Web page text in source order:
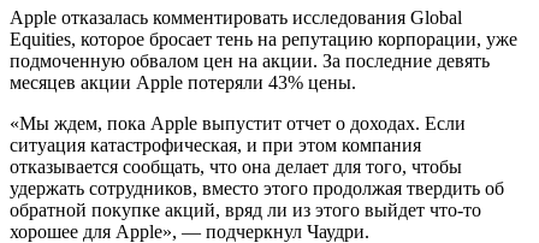
Apple отказалась комментировать исследования Global
Equities, которое бросает тень на репутацию корпорации, уже
подмоченную обвалом цен на акции. За последние девять
месяцев акции Apple потеряли 43% цены.
«Мы ждем, пока Apple выпустит отчет о доходах. Если
ситуация катастрофическая, и при этом компания
отказывается сообщать, что она делает для того, чтобы
удержать сотрудников, вместо этого продолжая твердить об
обратной покупке акций, вряд ли из этого выйдет что-то
хорошее для Apple», — подчеркнул Чаудри.